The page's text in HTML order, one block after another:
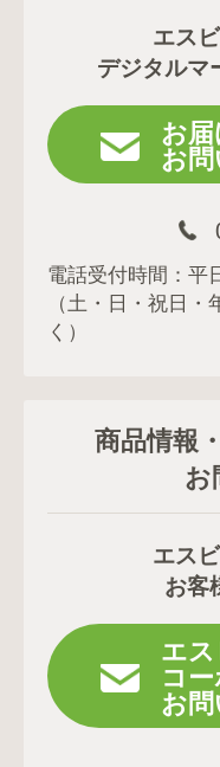
エス
デジタルマ
お届
お
電話受付時間：平
（土・日・祝日
く）
商品情報
お
エス
お客
エ
コ
お